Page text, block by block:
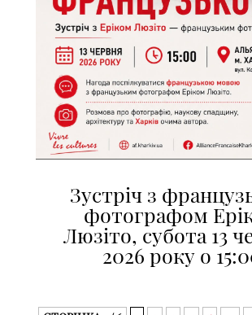
Зустріч з
фотографом
Люзіто, субота 13
2026 року о